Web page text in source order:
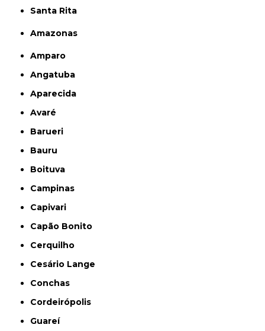
Santa Rita
Amazonas
Amparo
Angatuba
Aparecida
Avaré
Barueri
Bauru
Boituva
Campinas
Capivari
Capão Bonito
Cerquilho
Cesário Lange
Conchas
Cordeirópolis
Guareí